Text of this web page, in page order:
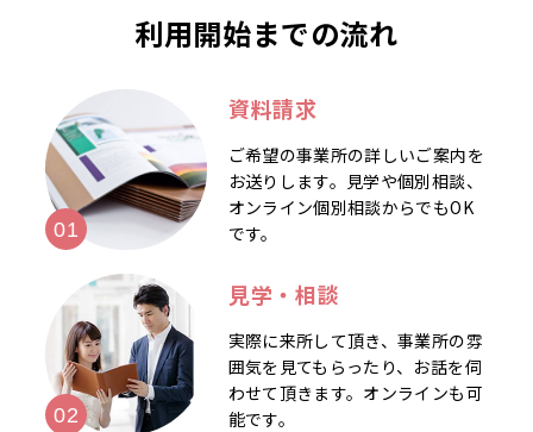
利用開始までの流れ
資料請求
ご希望の事業所の詳しいご案内を
お送りします。見学や個別相談、
オンライン個別相談からでもOK
です。
見学・相談
実際に来所して頂き、事業所の雰
囲気を見てもらったり、お話を伺
わせて頂きます。オンラインも可
能です。